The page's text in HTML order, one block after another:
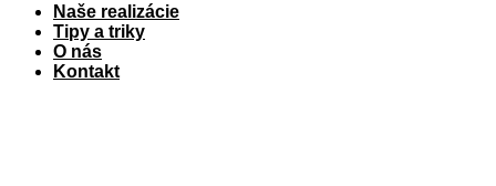
Naše realizácie
Tipy a triky
O nás
Kontakt